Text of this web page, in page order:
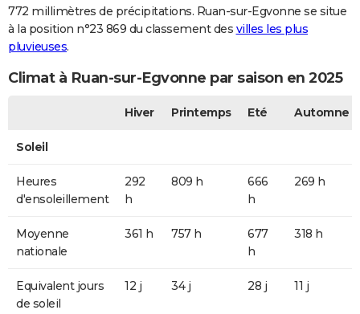
772 millimètres de précipitations. Ruan-sur-Egvonne se situe
à la position n°23 869 du classement des villes les plus
pluvieuses.
Climat à Ruan-sur-Egvonne par saison en 2025
Hiver Printemps Eté Automne
Soleil
Heures
d'ensoleillement
292
h
809 h
666
h
269 h
Moyenne
nationale
361 h 757 h
677
h
318 h
Equivalent jours
de soleil
12 j 34 j 28 j 11 j